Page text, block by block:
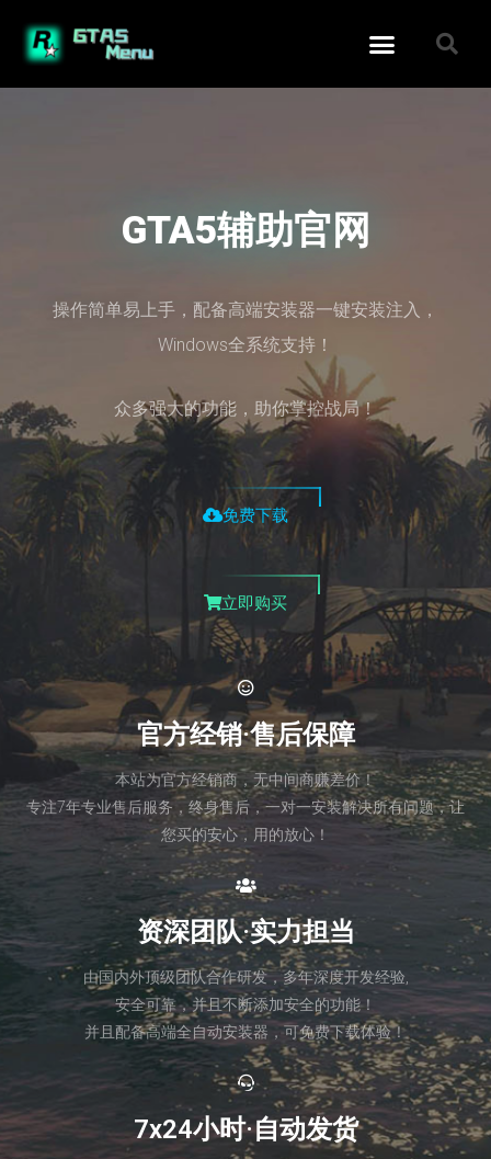
GTA5辅助官网
操作简单易上手，配备高端安装器一键安装注入，
Windows全系统支持！
众多强大的功能，助你掌控战局！
免费下载
立即购买
官方经销·售后保障
本站为官方经销商，无中间商赚差价！
专注7年专业售后服务，终身售后，一对一安装解决所有问题，让
您买的安心，用的放心！
资深团队·实力担当
由国内外顶级团队合作研发，多年深度开发经验,
安全可靠，并且不断添加安全的功能！
并且配备高端全自动安装器，可免费下载体验！
7x24小时·自动发货